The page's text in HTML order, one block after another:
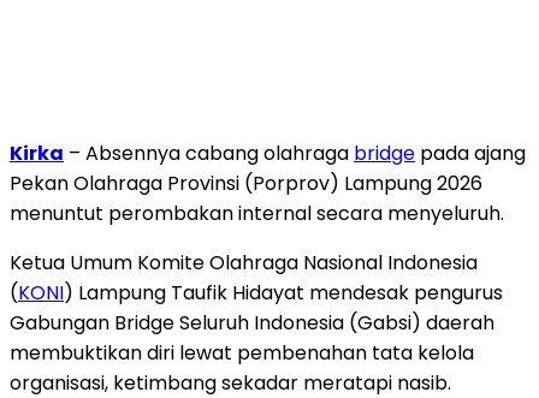
Kirka – Absennya cabang olahraga bridge pada ajang
Pekan Olahraga Provinsi (Porprov) Lampung 2026
menuntut perombakan internal secara menyeluruh.
Ketua Umum Komite Olahraga Nasional Indonesia
(KONI) Lampung Taufik Hidayat mendesak pengurus
Gabungan Bridge Seluruh Indonesia (Gabsi) daerah
membuktikan diri lewat pembenahan tata kelola
organisasi, ketimbang sekadar meratapi nasib.